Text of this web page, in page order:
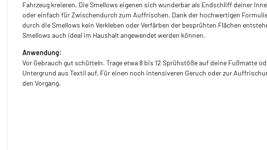
Fahrzeug kreieren. Die Smellows eigenen sich wunderbar als Endschliff deiner
oder einfach für Zwischendurch zum Auffrischen. Dank der hochwertigen
durch die Smellows kein Verkleben oder Verfärben der besprühten Flächen
Smellows auch ideal im Haushalt angewendet werden können.
Anwendung:
Vor Gebrauch gut schütteln. Trage etwa 8 bis 12 Sprühstöße auf deine Fußmatte
Untergrund aus Textil auf. Für einen noch intensiveren Geruch oder zur
den Vorgang.